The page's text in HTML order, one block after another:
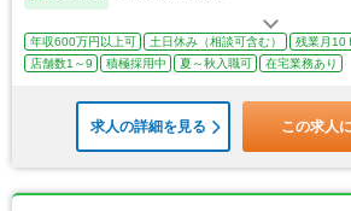
年収600万円以上可 土日休み（相談可含む） 残業月10
店舗数1～9
積極採用中 夏～秋入職可 在宅業務あり
求人の詳細を見る この求人